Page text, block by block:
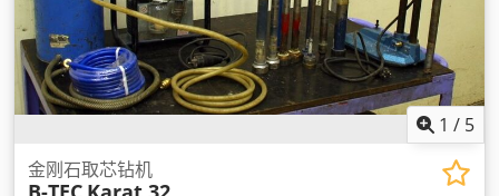
1 / 5
金刚石取芯钻机